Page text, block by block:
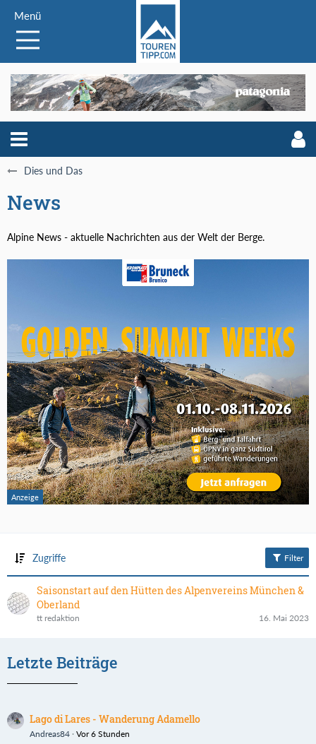
Menü
Dies und Das
News
Alpine News - aktuelle Nachrichten aus der Welt der Berge.
Zugriffe Filter
Saisonstart auf den Hütten des Alpenvereins München &
Oberland
tt redaktion 16. Mai 2023
Letzte Beiträge
Lago di Lares - Wanderung Adamello
Andreas84 Vor 6 Stunden